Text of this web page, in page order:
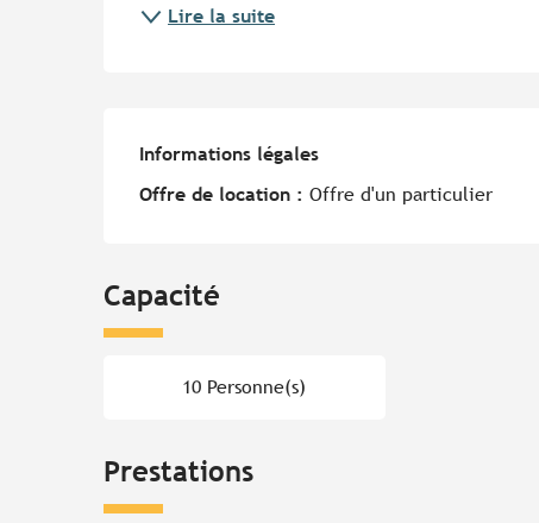
Lire la suite
Informations légales
Informations légales
Offre de location : Offre d'un particulier
Capacité
10 Personne(s)
Prestations